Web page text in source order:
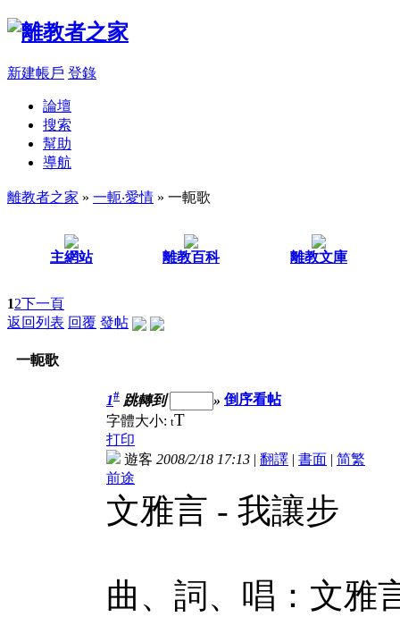
新建帳戶 登錄
論壇
搜索
幫助
導航
離教者之家 » 一軛‧愛情 » 一軛歌
主網站 離教百科 離教文庫
12下一頁
返回列表 回覆 發帖
一軛歌
1# 跳轉到 » 倒序看帖
字體大小: tT
打印
遊客 2008/2/18 17:13 | 翻譯 | 書面 | 简繁
前途
文雅言 - 我讓步
曲、詞、唱：文雅